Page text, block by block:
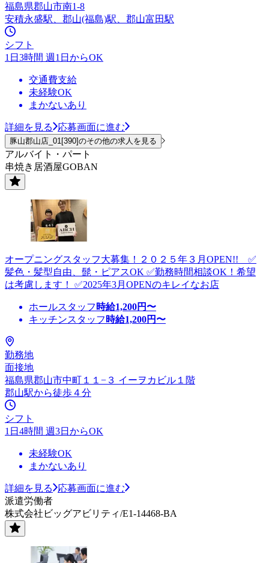
福島県郡山市南1-8
安積永盛駅、郡山(福島)駅、郡山富田駅
シフト
1日3時間 週1日からOK
交通費支給
未経験OK
まかないあり
詳細を見る 応募画面に進む
豚山郡山店_01[390]のその他の求人を見る
アルバイト・パート
串焼き居酒屋GOBAN
オープニングスタッフ大募集！２０２５年３月OPEN!! ✅
髪色・髪型自由、髭・ピアスOK ✅勤務時間相談OK！希望
は考慮します！ ✅2025年3月OPENのキレイなお店
ホールスタッフ 時給1,200円〜
キッチンスタッフ 時給1,200円〜
勤務地
面接地
福島県郡山市中町１１−３ イーヲカビル１階
郡山駅から徒歩４分
シフト
1日4時間 週3日からOK
未経験OK
まかないあり
詳細を見る
応募画面に進む
派遣労働者
株式会社ビッグアビリティ/E1-14468-BA